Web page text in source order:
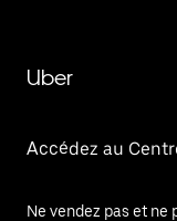
Uber
Accédez au
Ne vendez pas et